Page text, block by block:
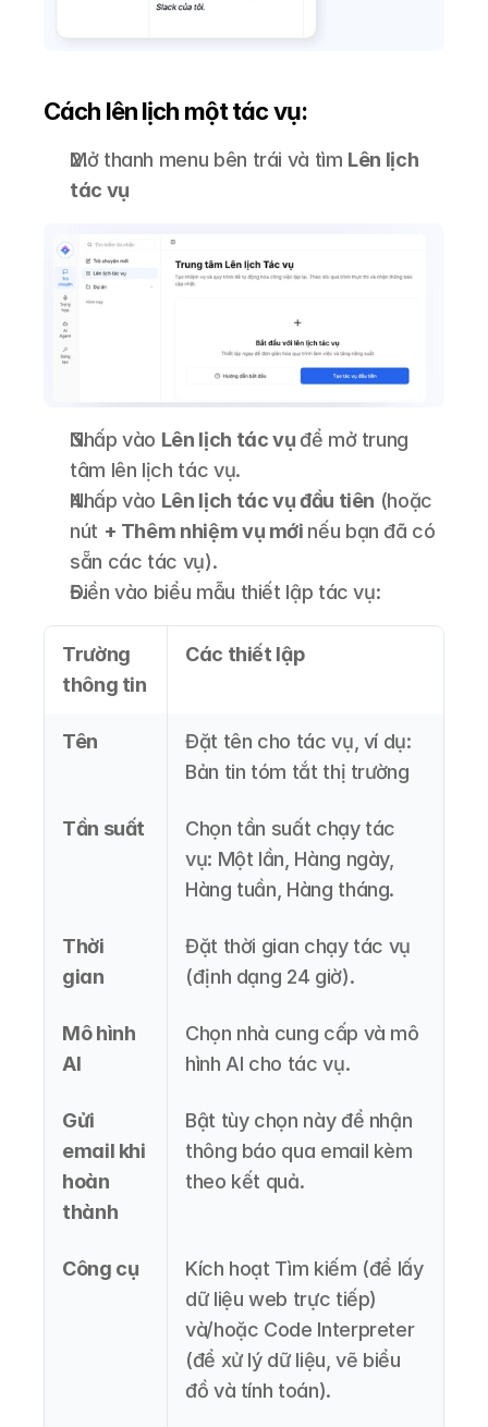
Cách lên lịch một tác vụ:
Mở thanh menu bên trái và tìm Lên lịch
tác vụ
Nhấp vào Lên lịch tác vụ để mở trung
tâm lên lịch tác vụ.
Nhấp vào Lên lịch tác vụ đầu tiên (hoặc
nút + Thêm nhiệm vụ mới nếu bạn đã có
sẵn các tác vụ).
Điền vào biểu mẫu thiết lập tác vụ:
Trường
thông tin
Các thiết lập
Tên
Đặt tên cho tác vụ, ví dụ:
Bản tin tóm tắt thị trường
Tần suất
Chọn tần suất chạy tác
vụ: Một lần, Hàng ngày,
Hàng tuần, Hàng tháng.
Thời
gian
Đặt thời gian chạy tác vụ
(định dạng 24 giờ).
Mô hình
AI
Chọn nhà cung cấp và mô
hình AI cho tác vụ.
Gửi
email khi
hoàn
thành
Bật tùy chọn này để nhận
thông báo qua email kèm
theo kết quả.
Công cụ
Kích hoạt Tìm kiếm (để lấy
dữ liệu web trực tiếp)
và/hoặc Code Interpreter
(để xử lý dữ liệu, vẽ biểu
đồ và tính toán).